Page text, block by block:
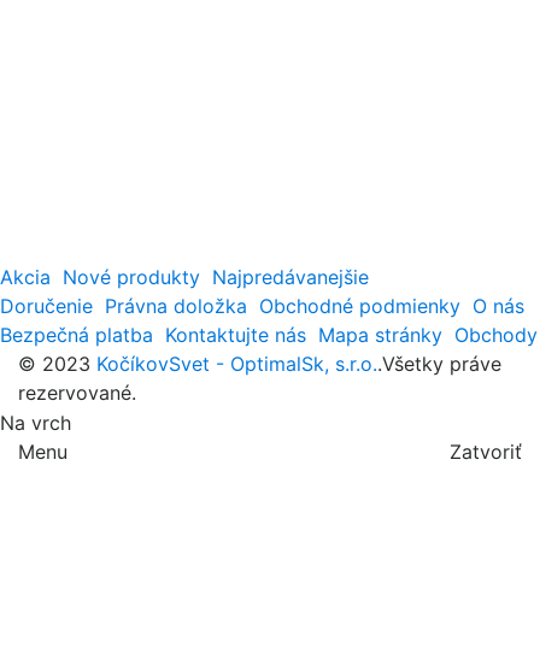
Akcia Nové produkty Najpredávanejšie
Doručenie Právna doložka Obchodné podmienky O nás
Bezpečná platba Kontaktujte nás Mapa stránky Obchody
© 2023 KočíkovSvet - OptimalSk, s.r.o..Všetky práve
rezervované.
Na vrch
Menu
Zatvoriť